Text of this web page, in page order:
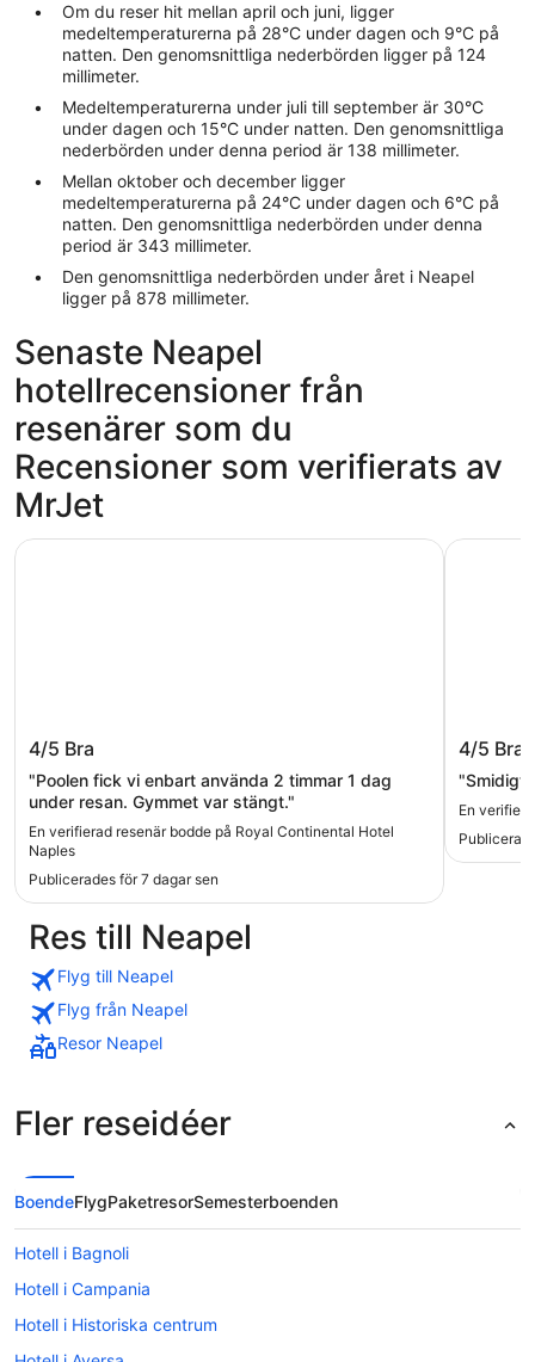
Om du reser hit mellan april och juni, ligger
medeltemperaturerna på 28°C under dagen och 9°C på
natten. Den genomsnittliga nederbörden ligger på 124
millimeter.
Medeltemperaturerna under juli till september är 30°C
under dagen och 15°C under natten. Den genomsnittliga
nederbörden under denna period är 138 millimeter.
Mellan oktober och december ligger
medeltemperaturerna på 24°C under dagen och 6°C på
natten. Den genomsnittliga nederbörden under denna
period är 343 millimeter.
Den genomsnittliga nederbörden under året i Neapel
ligger på 878 millimeter.
Senaste Neapel
hotellrecensioner från
resenärer som du
Recensioner som verifierats av
MrJet
Royal Continental Hotel Naples
4/5 Bra
"Poolen fick vi enbart använda 2 timmar 1 dag
under resan. Gymmet var stängt."
En verifierad resenär bodde på Royal Continental Hotel
Naples
Publicerades för 7 dagar sen
Royal Continental Hotel Naples
CX
4/5 Bra
"Smidigt
En
CX
Res till Neapel
Flyg till Neapel
Flyg från Neapel
Resor Neapel
Fler reseidéer
BoendeFlygPaketresorSemesterboenden
Hotell i Bagnoli
Hotell i Campania
Hotell i Historiska centrum